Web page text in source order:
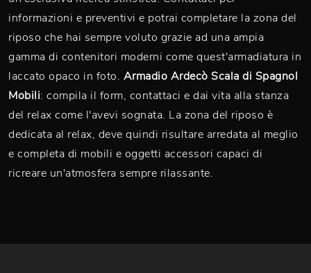
informazioni e preventivi e potrai completare la zona del
riposo che hai sempre voluto grazie ad una ampia
gamma di contenitori moderni come quest'armadiatura in
laccato opaco in foto. Armadio Ardecò Scala di Spagnol
Mobili: compila il form, contattaci e dai vita alla stanza
del relax come l'avevi sognata. La zona del riposo è
dedicata al relax, deve quindi risultare arredata al meglio
e completa di mobili e oggetti accessori capaci di
ricreare un'atmosfera sempre rilassante.